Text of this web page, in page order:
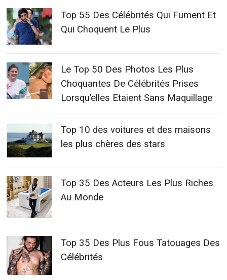
Top 55 Des Célébrités Qui Fument Et
Qui Choquent Le Plus
Le Top 50 Des Photos Les Plus
Choquantes De Célébrités Prises
Lorsqu’elles Etaient Sans Maquillage
Top 10 des voitures et des maisons
les plus chères des stars
Top 35 Des Acteurs Les Plus Riches
Au Monde
Top 35 Des Plus Fous Tatouages Des
Célébrités